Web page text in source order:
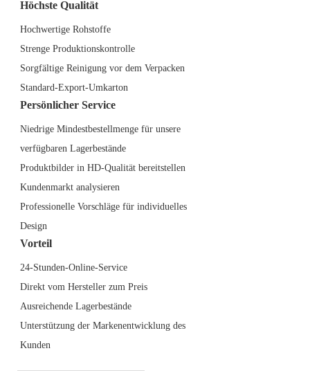
Höchste Qualität
Hochwertige Rohstoffe
Strenge Produktionskontrolle
Sorgfältige Reinigung vor dem Verpacken
Standard-Export-Umkarton
Persönlicher Service
Niedrige Mindestbestellmenge für unsere
verfügbaren Lagerbestände
Produktbilder in HD-Qualität bereitstellen
Kundenmarkt analysieren
Professionelle Vorschläge für individuelles
Design
Vorteil
24-Stunden-Online-Service
Direkt vom Hersteller zum Preis
Ausreichende Lagerbestände
Unterstützung der Markenentwicklung des
Kunden